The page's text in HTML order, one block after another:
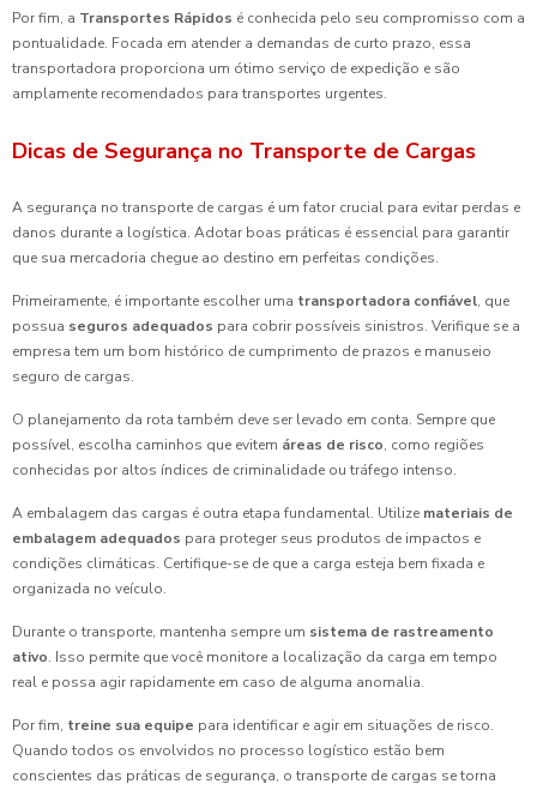
Por fim, a Transportes Rápidos é conhecida pelo seu compromisso com a
pontualidade. Focada em atender a demandas de curto prazo, essa
transportadora proporciona um ótimo serviço de expedição e são
amplamente recomendados para transportes urgentes.
Dicas de Segurança no Transporte de Cargas
A segurança no transporte de cargas é um fator crucial para evitar perdas e
danos durante a logística. Adotar boas práticas é essencial para garantir
que sua mercadoria chegue ao destino em perfeitas condições.
Primeiramente, é importante escolher uma transportadora confiável, que
possua seguros adequados para cobrir possíveis sinistros. Verifique se a
empresa tem um bom histórico de cumprimento de prazos e manuseio
seguro de cargas.
O planejamento da rota também deve ser levado em conta. Sempre que
possível, escolha caminhos que evitem áreas de risco, como regiões
conhecidas por altos índices de criminalidade ou tráfego intenso.
A embalagem das cargas é outra etapa fundamental. Utilize materiais de
embalagem adequados para proteger seus produtos de impactos e
condições climáticas. Certifique-se de que a carga esteja bem fixada e
organizada no veículo.
Durante o transporte, mantenha sempre um sistema de rastreamento
ativo. Isso permite que você monitore a localização da carga em tempo
real e possa agir rapidamente em caso de alguma anomalia.
Por fim, treine sua equipe para identificar e agir em situações de risco.
Quando todos os envolvidos no processo logístico estão bem
conscientes das práticas de segurança, o transporte de cargas se torna